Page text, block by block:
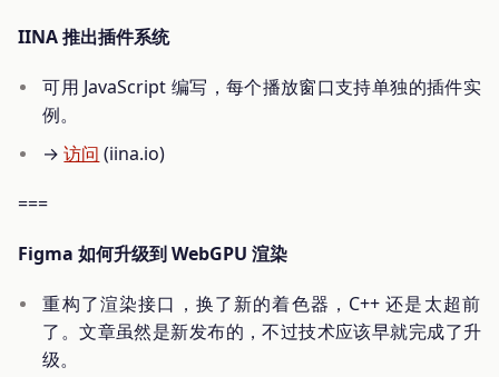
IINA 推出插件系统
可用 JavaScript 编写，每个播放窗口支持单独的插件实
例。
→访问 (iina.io)
===
Figma 如何升级到 WebGPU 渲染
重构了渲染接口，换了新的着色器，C++ 还是太超前
了。文章虽然是新发布的，不过技术应该早就完成了升
级。